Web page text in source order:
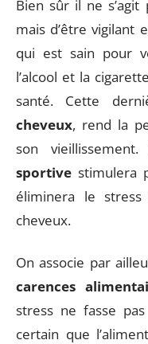
Bien sûr il ne s’agit
mais d’être vigilant
qui est sain pour
l’alcool et la
santé. Cette
cheveux, rend la
son
sportive stimulera
éliminera le
cheveux.
On associe par
carences
stress ne fasse
certain que